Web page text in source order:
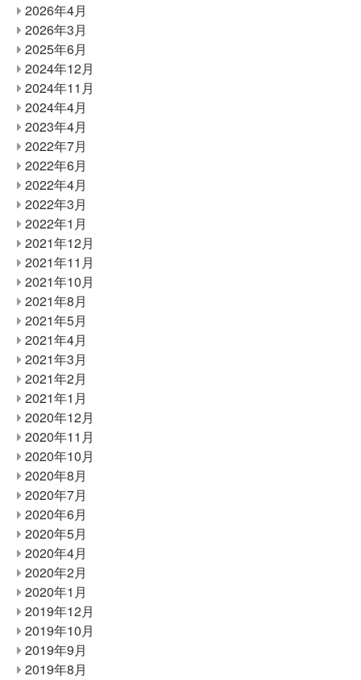
2026年4月
2026年3月
2025年6月
2024年12月
2024年11月
2024年4月
2023年4月
2022年7月
2022年6月
2022年4月
2022年3月
2022年1月
2021年12月
2021年11月
2021年10月
2021年8月
2021年5月
2021年4月
2021年3月
2021年2月
2021年1月
2020年12月
2020年11月
2020年10月
2020年8月
2020年7月
2020年6月
2020年5月
2020年4月
2020年2月
2020年1月
2019年12月
2019年10月
2019年9月
2019年8月